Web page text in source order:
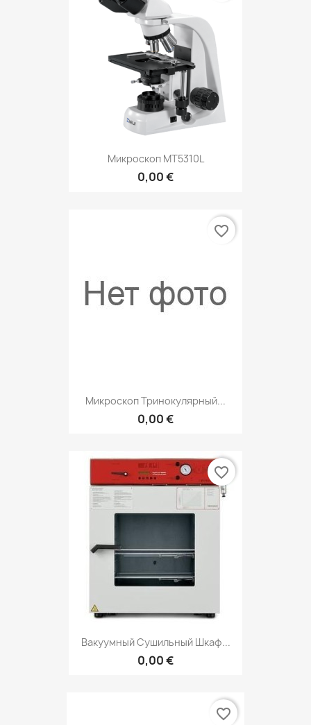
Микроскоп MT5310L
0,00 €
Микроскоп Тринокулярный...
0,00 €
favorite_border
Вакуумный Сушильный Шкаф...
0,00 €
favorite_border
favorite_border